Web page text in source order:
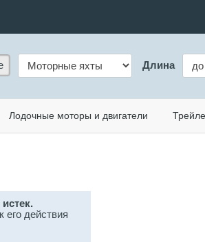
Длина
Лодочные моторы и двигатели
его действия